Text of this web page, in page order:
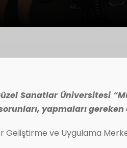
Sanatlar Üniversitesi
yapmaları
Geliştirme ve Uygulama